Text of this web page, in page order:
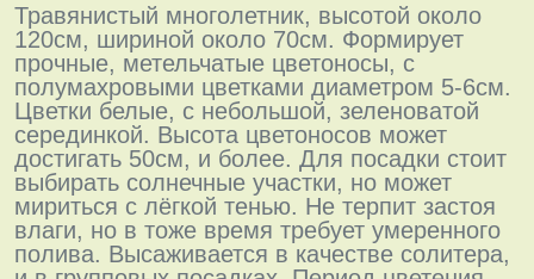
Травянистый многолетник, высотой около
120см, шириной около 70см. Формирует
прочные, метельчатые цветоносы, с
полумахровыми цветками диаметром 5-6см.
Цветки белые, с небольшой, зеленоватой
серединкой. Высота цветоносов может
достигать 50см, и более. Для посадки стоит
выбирать солнечные участки, но может
мириться с лёгкой тенью. Не терпит застоя
влаги, но в тоже время требует умеренного
полива. Высаживается в качестве солитера,